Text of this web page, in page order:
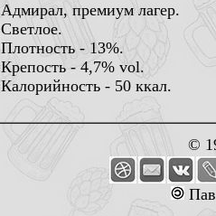
Адмирал, премиум лагер.
Светлое.
Плотность - 13%.
Крепость - 4,7% vol.
Калорийность - 50 ккал.
©